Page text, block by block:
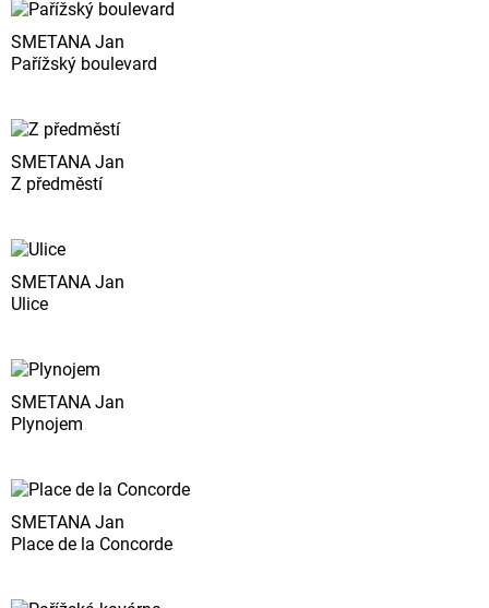
SMETANA Jan
Pařížský boulevard
SMETANA Jan
Z předměstí
SMETANA Jan
Ulice
SMETANA Jan
Plynojem
SMETANA Jan
Place de la Concorde